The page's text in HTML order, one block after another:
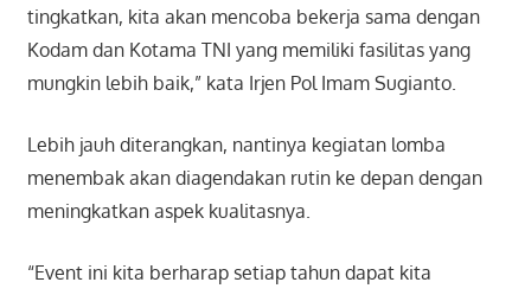
tingkatkan, kita akan mencoba bekerja sama dengan
Kodam dan Kotama TNI yang memiliki fasilitas yang
mungkin lebih baik,” kata Irjen Pol Imam Sugianto.
Lebih jauh diterangkan, nantinya kegiatan lomba
menembak akan diagendakan rutin ke depan dengan
meningkatkan aspek kualitasnya.
“Event ini kita berharap setiap tahun dapat kita